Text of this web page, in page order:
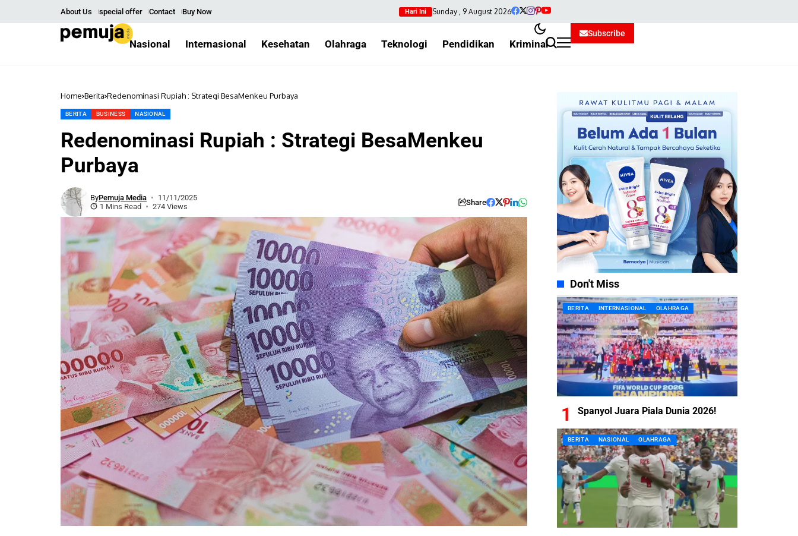
About Us special offer Contact Buy Now Hari Ini Sunday , 9 August 2026
Nasional Internasional Kesehatan Olahraga Teknologi Pendidikan Kriminal
Subscribe
Home Berita Redenominasi Rupiah : Strategi BesaMenkeu Purbaya
BERITA BUSINESS NASIONAL
Redenominasi Rupiah : Strategi BesaMenkeu
Purbaya
ByPemuja Media
11/11/2025
1 Mins Read
274 Views Share
Don't Miss
BERITA INTERNASIONAL OLAHRAGA
Spanyol Juara Piala Dunia 2026!
BERITA NASIONAL OLAHRAGA